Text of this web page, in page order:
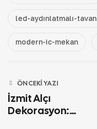
led-aydınlatmalı-tavan
modern-ic-mekan
ÖNCEKI YAZI
İzmit Alçı
Dekorasyon: